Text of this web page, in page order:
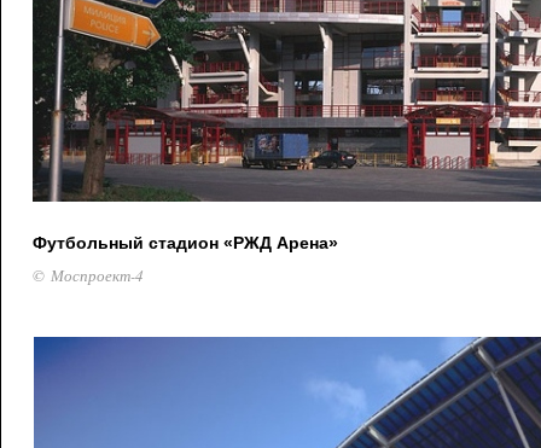
Футбольный стадион «РЖД Арена»
© Моспроект-4